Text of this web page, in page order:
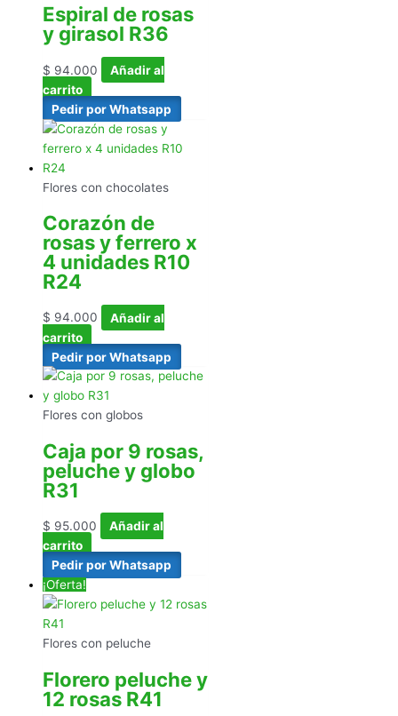
Espiral de rosas
y girasol R36
$ 94.000
Añadir al
carrito
Pedir por Whatsapp
Flores con chocolates
Corazón de
rosas y ferrero x
4 unidades R10
R24
$ 94.000
Añadir al
carrito
Pedir por Whatsapp
Flores con globos
Caja por 9 rosas,
peluche y globo
R31
$ 95.000
Añadir al
carrito
Pedir por Whatsapp
¡Oferta!
Flores con peluche
Florero peluche y
12 rosas R41